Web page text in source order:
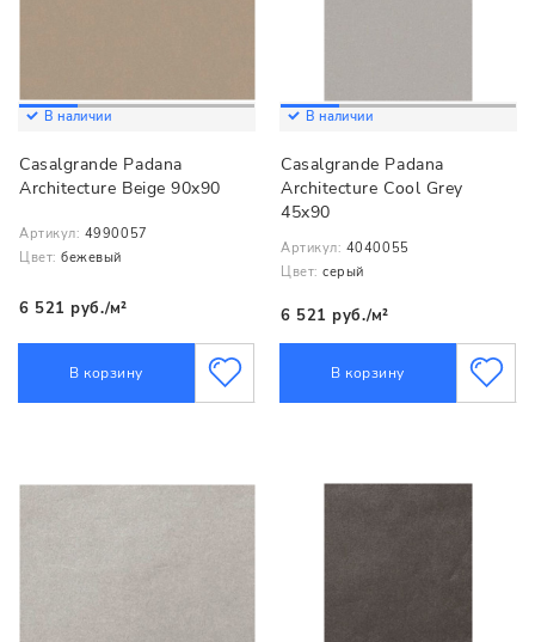
В наличии
Casalgrande Padana
Architecture Beige 90x90
Артикул: 4990057
Цвет: бежевый
6 521 руб./м²
В корзину
В наличии
Casalgrande Padana
Architecture Cool Grey
45x90
Артикул: 4040055
Цвет: серый
6 521 руб./м²
В корзину